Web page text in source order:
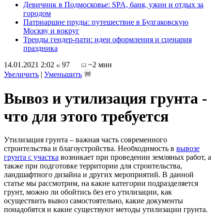
Девичник в Подмосковье: SPA, баня, ужин и отдых за
городом
Патриаршие пруды: путешествие в Булгаковскую
Москву и вокруг
Тренды гендер-пати: идеи оформления и сценария
праздника
14.01.2021 2:02
97
~2 мин
Увеличить | Уменьшить
Вывоз и утилизация грунта -
что для этого требуется
Утилизация грунта – важная часть современного
строительства и благоустройства. Необходимость в вывозе
грунта с участка возникает при проведении земляных работ, а
также при подготовке территории для строительства,
ландшафтного дизайна и других мероприятий. В данной
статье мы рассмотрим, на какие категории подразделяется
грунт, можно ли обойтись без его утилизации, как
осуществить вывоз самостоятельно, какие документы
понадобятся и какие существуют методы утилизации грунта.